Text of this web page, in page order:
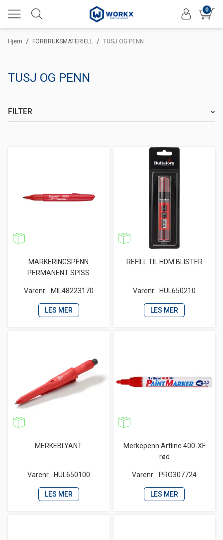
0
/
Hjem /
FORBRUKSMATERIELL TUSJ OG PENN
TUSJ OG PENN
FILTER
MARKERINGSPENN
PERMANENT SPISS
Varenr. MIL48223170
LES MER
REFILL TIL HDM BLISTER
Varenr. HUL650210
LES MER
MERKEBLYANT
Varenr. HUL650100
LES MER
Merkepenn Artline 400-XF
rød
Varenr. PRO307724
LES MER